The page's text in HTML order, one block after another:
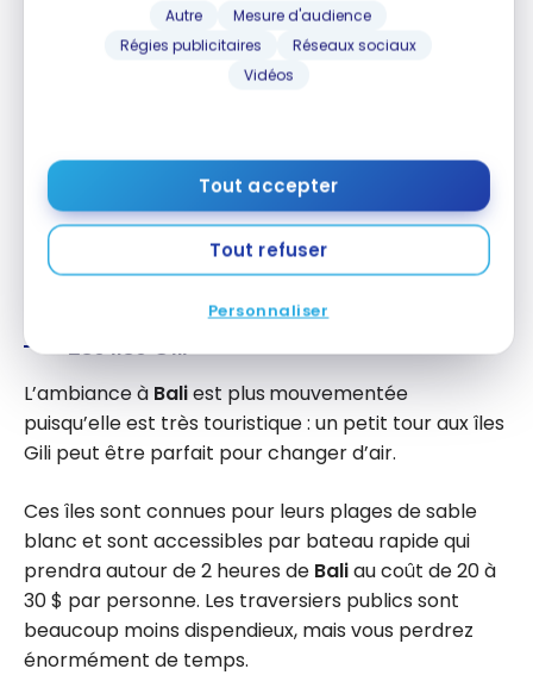
Autre
Mesure d'audience
Régies publicitaires
Réseaux sociaux
Vidéos
Tout accepter
Tout refuser
Personnaliser
connue suite au succès du film Eat, Pray, Love.
Les restaurants de fruits de mer à Jimbaran sont
également très succulents et j’avais bien aimé me
promener sur le bord de la l’eau en fin de journée.
Les îles Gili
L’ambiance à Baliest plus mouvementée
puisqu’elle est très touristique : un petit tour aux îles
Gili peut être parfait pour changer d’air.
Ces îles sont connues pour leurs plages de sable
blanc et sont accessibles par bateau rapide qui
prendra autour de 2 heures de Baliau coût de 20 à
30 $ par personne. Les traversiers publics sont
beaucoup moins dispendieux, mais vous perdrez
énormément de temps.